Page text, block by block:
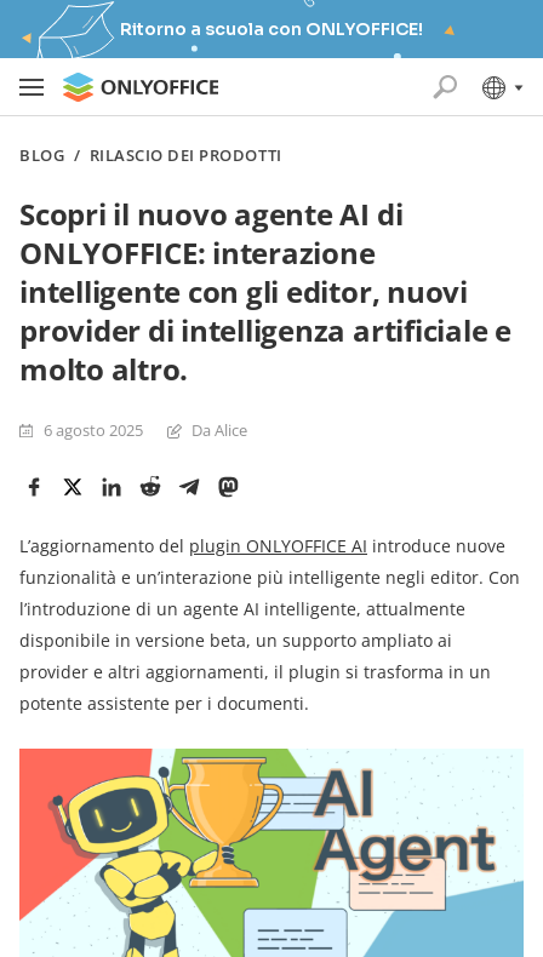
Ritorno a scuola con ONLYOFFICE!
BLOG / RILASCIO DEI PRODOTTI
Scopri il nuovo agente AI di
ONLYOFFICE: interazione
intelligente con gli editor, nuovi
provider di intelligenza artificiale e
molto altro.
6 agosto 2025 Da Alice
L’aggiornamento del plugin ONLYOFFICE AI introduce nuove
funzionalità e un’interazione più intelligente negli editor. Con
l’introduzione di un agente AI intelligente, attualmente
disponibile in versione beta, un supporto ampliato ai
provider e altri aggiornamenti, il plugin si trasforma in un
potente assistente per i documenti.